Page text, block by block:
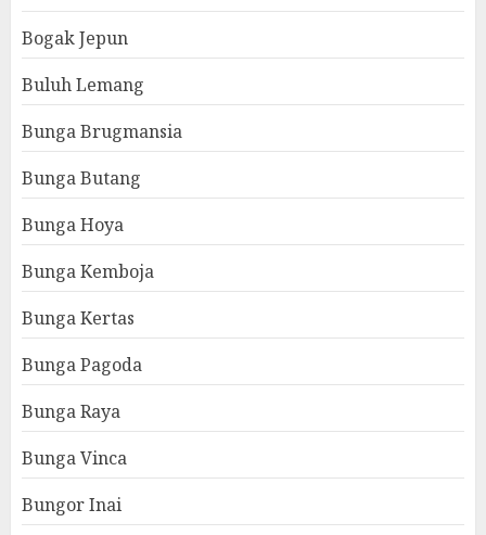
Bogak Jepun
Buluh Lemang
Bunga Brugmansia
Bunga Butang
Bunga Hoya
Bunga Kemboja
Bunga Kertas
Bunga Pagoda
Bunga Raya
Bunga Vinca
Bungor Inai